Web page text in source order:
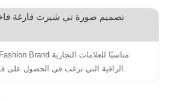
الراقية التي ترغب في الحصول على قوالب أوروبية فاخرة.